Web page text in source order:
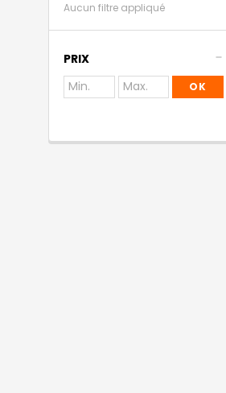
Aucun filtre appliqué
PRIX
OK